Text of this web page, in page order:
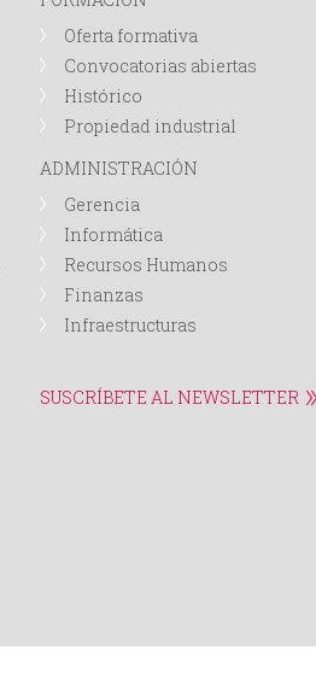
Oferta formativa
Convocatorias abiertas
Histórico
Propiedad industrial
ADMINISTRACIÓN
Gerencia
Informática
Recursos Humanos
Finanzas
Infraestructuras
SUSCRÍBETE AL NEWSLETTER